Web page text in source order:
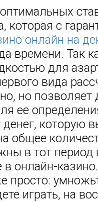
которая с
онлайн на
времени. Так
для
вида
но позволяет
ее
которую
общее
в тот период
в онлайн-
просто:
играть, на